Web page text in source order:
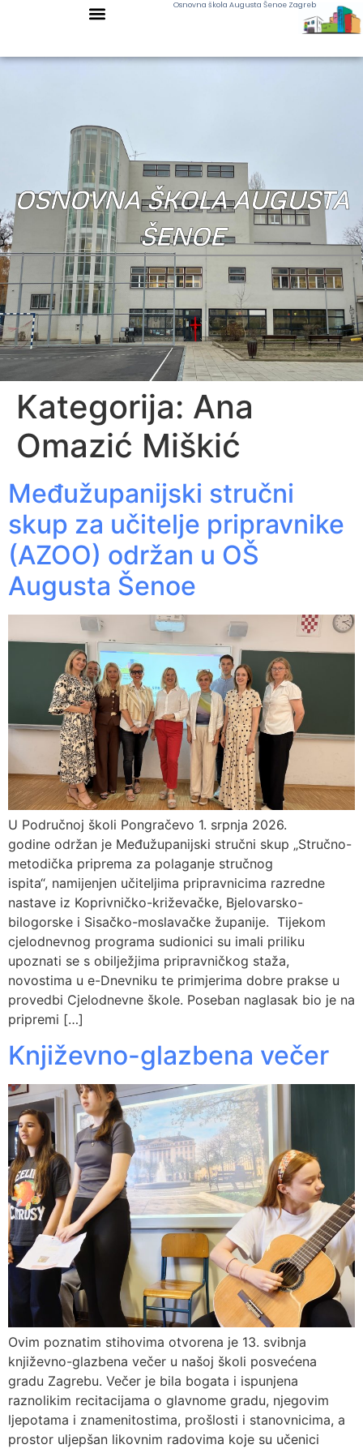
Osnovna škola Augusta Šenoe Zagreb
OSNOVNA ŠKOLA AUGUSTA
ŠENOE
Kategorija: Ana
Omazić Miškić
Međužupanijski stručni
skup za učitelje pripravnike
(AZOO) održan u OŠ
Augusta Šenoe
U Područnoj školi Pongračevo 1. srpnja 2026.
godine održan je Međužupanijski stručni skup „Stručno-
metodička priprema za polaganje stručnog
ispita“, namijenjen učiteljima pripravnicima razredne
nastave iz Koprivničko-križevačke, Bjelovarsko-
bilogorske i Sisačko-moslavačke županije. Tijekom
cjelodnevnog programa sudionici su imali priliku
upoznati se s obilježjima pripravničkog staža,
novostima u e-Dnevniku te primjerima dobre prakse u
provedbi Cjelodnevne škole. Poseban naglasak bio je na
pripremi […]
Književno-glazbena večer
Ovim poznatim stihovima otvorena je 13. svibnja
književno-glazbena večer u našoj školi posvećena
gradu Zagrebu. Večer je bila bogata i ispunjena
raznolikim recitacijama o glavnome gradu, njegovim
ljepotama i znamenitostima, prošlosti i stanovnicima, a
prostor uljepšan likovnim radovima koje su učenici